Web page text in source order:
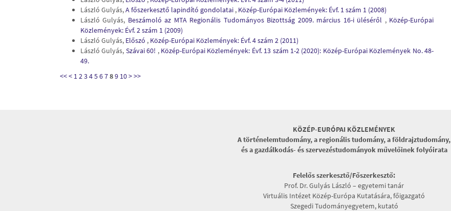
László Gulyás,A főszerkesztő lapindító gondolatai , Közép-Európai Közlemények: Évf. 1 szám 1 (2008)
László Gulyás, Beszámoló az MTA Regionális Tudományos Bizottság 2009. március 16-i üléséről , Közép-Európai
Közlemények: Évf. 2 szám 1 (2009)
László Gulyás, Előszó , Közép-Európai Közlemények: Évf. 4 szám 2 (2011)
László Gulyás, Szávai 60! , Közép-Európai Közlemények: Évf. 13 szám 1-2 (2020): Közép-Európai Közlemények No. 48-
49.
<<< 123456789 10>>>
KÖZÉP-EURÓPAI KÖZLEMÉNYEK
A történelemtudomány, a regionális tudomány, a földrajztudomány,
és a gazdálkodás- és szervezéstudományok művelőinek folyóirata
Felelős szerkesztő/Főszerkesztő:
Prof. Dr. Gulyás László – egyetemi tanár
Virtuális Intézet Közép-Európa Kutatására, főigazgató
Szegedi Tudományegyetem, kutató